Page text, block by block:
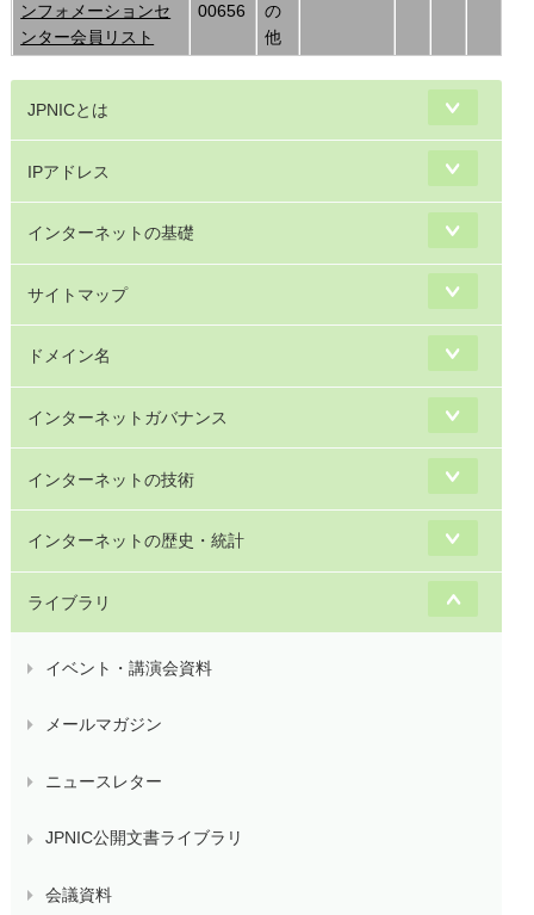
ンフォメーションセ
ンター会員リスト
00656
の
他
JPNICとは
IPアドレス
インターネットの基礎
サイトマップ
ドメイン名
インターネットガバナンス
インターネットの技術
インターネットの歴史・統計
ライブラリ
イベント・講演会資料
メールマガジン
ニュースレター
JPNIC公開文書ライブラリ
会議資料